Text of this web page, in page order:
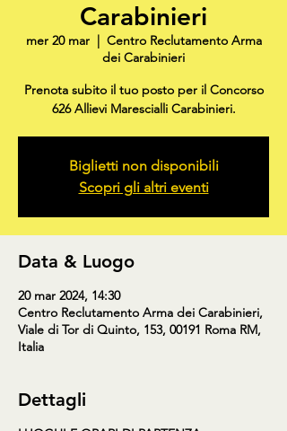
Carabinieri
mer 20 mar
  |
Centro Reclutamento Arma
dei Carabinieri
Prenota subito il tuo posto per il Concorso
Biglietti non disponibili
Scopri gli altri eventi
Data & Luogo
20 mar 2024, 14:30
Centro Reclutamento Arma dei Carabinieri,
Viale di Tor di Quinto, 153, 00191 Roma RM,
Italia
Dettagli